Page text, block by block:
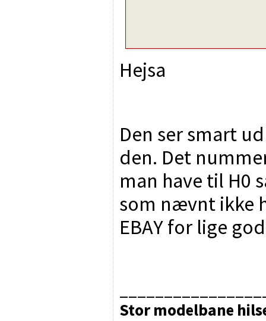
Hejsa
Den ser smart
den. Det
man have til H0
som nævnt ikke
EBAY for lige
Stor modelbane